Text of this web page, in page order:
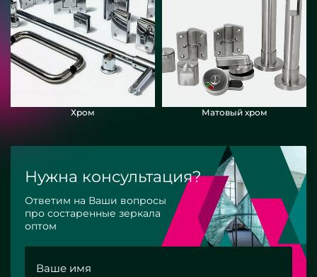
Хром Матовый хром
Нужна консультация?
Ответим на Ваши вопросы
про состаренные зеркала
оптом